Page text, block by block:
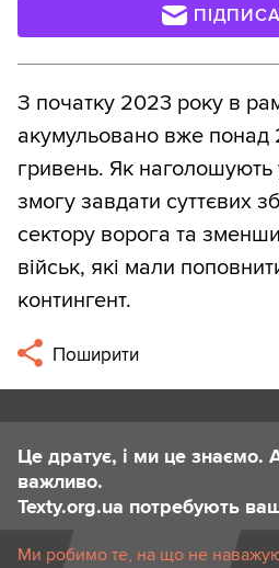
З початку 2023 року в
акумульовано вже понад
гривень. Як
змогу завдати суттєвих
сектору ворога та
військ, які мали
контингент.
Поширити
Це дратує, і ми це знаємо.
важливо.
Texty.org.ua потребують
Ми робимо те, на що не